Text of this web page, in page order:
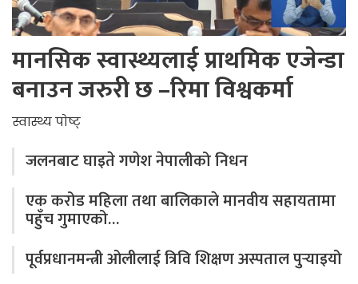
मानसिक स्वास्थ्यलाई प्राथमिक एजेन्डा
बनाउन जरुरी छ –रिमा विश्वकर्मा
स्वास्थ्य पाेष्ट्
जलनबाट घाइते गणेश नेपालीको निधन
एक करोड महिला तथा बालिकाले मानवीय सहायतामा
पहुँच गुमाएको…
पूर्वप्रधानमन्त्री ओलीलाई त्रिवि शिक्षण अस्पताल पुर्‍याइयो